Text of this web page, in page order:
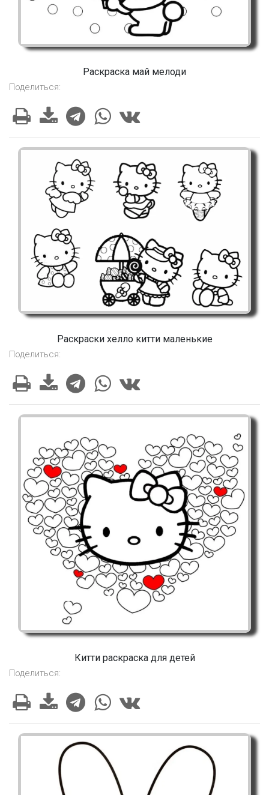
Раскраска май мелоди
Поделиться:
Раскраски хелло китти маленькие
Поделиться:
Китти раскраска для детей
Поделиться: